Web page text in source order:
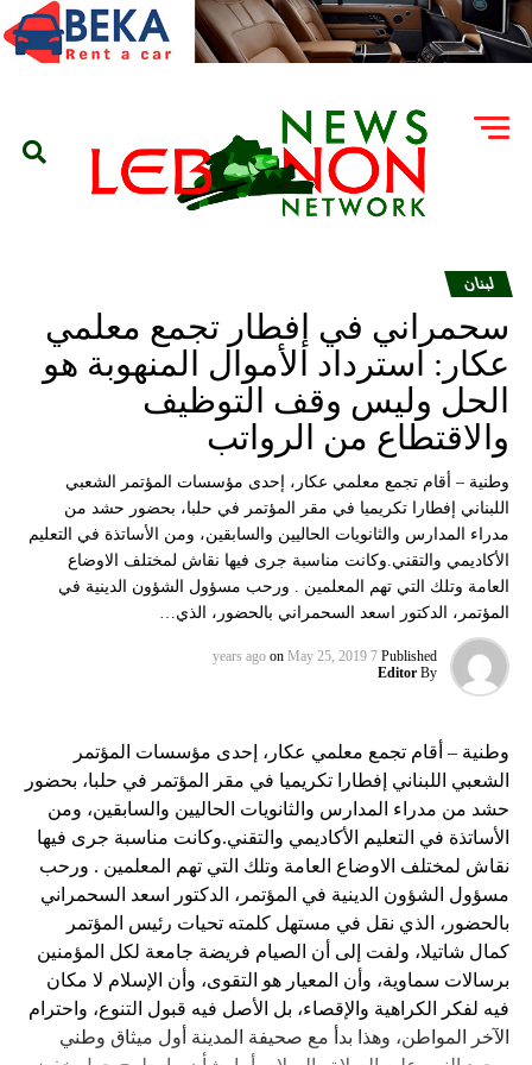
لبنان
سحمراني في إفطار تجمع معلمي
عكار: استرداد الأموال المنهوبة هو
الحل وليس وقف التوظيف
والاقتطاع من الرواتب
وطنية – أقام تجمع معلمي عكار، إحدى مؤسسات المؤتمر الشعبي
اللبناني إفطارا تكريميا في مقر المؤتمر في حلبا، بحضور حشد من
مدراء المدارس والثانويات الحاليين والسابقين، ومن الأساتذة في التعليم
الأكاديمي والتقني.وكانت مناسبة جرى فيها نقاش لمختلف الاوضاع
العامة وتلك التي تهم المعلمين . ورحب مسؤول الشؤون الدينية في
المؤتمر، الدكتور اسعد السحمراني بالحضور، الذي…
Published
7 years ago
on May 25, 2019
By
Editor
وطنية – أقام تجمع معلمي عكار، إحدى مؤسسات المؤتمر
الشعبي اللبناني إفطارا تكريميا في مقر المؤتمر في حلبا، بحضور
حشد من مدراء المدارس والثانويات الحاليين والسابقين، ومن
الأساتذة في التعليم الأكاديمي والتقني.وكانت مناسبة جرى فيها
نقاش لمختلف الاوضاع العامة وتلك التي تهم المعلمين . ورحب
مسؤول الشؤون الدينية في المؤتمر، الدكتور اسعد السحمراني
بالحضور، الذي نقل في مستهل كلمته تحيات رئيس المؤتمر
كمال شاتيلا، ولفت إلى أن الصيام فريضة جامعة لكل المؤمنين
برسالات سماوية، وأن المعيار هو التقوى، وأن الإسلام لا مكان
فيه لفكر الكراهية والإقصاء، بل الأصل فيه قبول التنوع، واحترام
الآخر المواطن، وهذا بدأ مع صحيفة المدينة أول ميثاق وطني